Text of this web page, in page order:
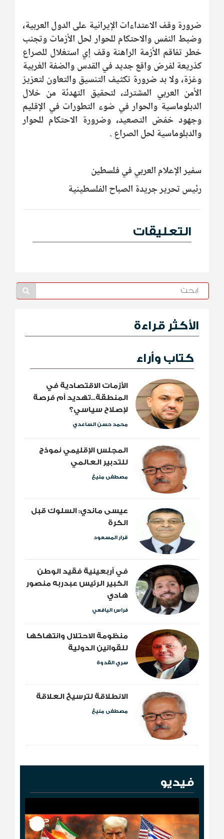
ضرورة وقف الاعتداءات الإيرانية على الدول العربية،
وضبط النفس والاحتكام للحوار لحل الأزمات وتجنب
خطر تفاقم الأزمة الراهنة وقف إي استغلال للصراع
كذريعة لفرض واقع جديد في القدس والضفة الغربية
وغزة، ولا بد ضرورة تكثيف التنسيق والتعاون لتعزيز
الأمن العربي المشترك، لتحقيق التهدئة من خلال
الدبلوماسية والحوار في ضوء التطورات في الإقليم
وجهود خفض التصعيد، وضرورة الاحتكام للحوار
والدبلوماسية لحل الصراع .
سفير الإعلام العربي في فلسطين
رئيس تحرير جريدة الصباح الفلسطينية
التعليقات
الأكثر قراءة
كتاب وأراء
الأزمات الاقتصادية في
المنطقة...تهديد أم فرصة
لإصلاح سياسي؟
محمد حسن الساعدي
المجلس الإقليمي نموذج
للتدبير العالمي
مصطفى منيغ
عيسى ماندي: السلوك قبل
الكرة
قرار المسعود
​في أربعينية فقيد الوطن
الكبير الرئيس عبدربه منصور
هادي
فراس اليافعي
منظومة الاحتلال وانتهاكها
للقوانين الدولية
سري القدوة
الانطلاقة لترسيخ العلاقة
مصطفى منيغ
فيديو